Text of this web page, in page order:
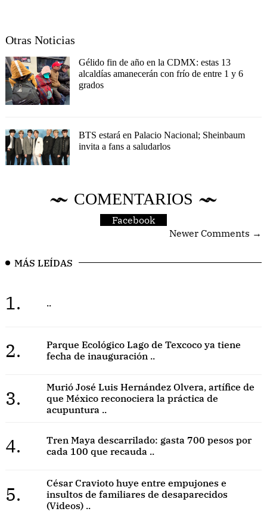
Otras Noticias
Gélido fin de año en la CDMX: estas 13
alcaldías amanecerán con frío de entre 1 y 6
grados
BTS estará en Palacio Nacional; Sheinbaum
invita a fans a saludarlos
COMENTARIOS
Facebook
Newer Comments →
MÁS LEÍDAS
1. ..
2.
Parque Ecológico Lago de Texcoco ya tiene
fecha de inauguración ..
3.
Murió José Luis Hernández Olvera, artífice de
que México reconociera la práctica de
acupuntura ..
4.
Tren Maya descarrilado: gasta 700 pesos por
cada 100 que recauda ..
5.
César Cravioto huye entre empujones e
insultos de familiares de desaparecidos
(Videos) ..